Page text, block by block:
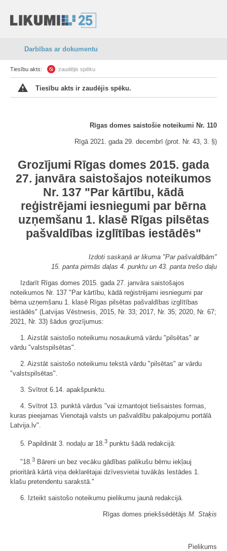
Darbības ar dokumentu
Tiesību akts: zaudējis spēku
Tiesību akts ir zaudējis spēku.
Rīgas domes saistošie noteikumi Nr. 110
Rīgā 2021. gada 29. decembrī (prot. Nr. 43, 3. §)
Grozījumi Rīgas domes 2015. gada
27. janvāra saistošajos noteikumos
Nr. 137 "Par kārtību, kādā
reģistrējami iesniegumi par bērna
uzņemšanu 1. klasē Rīgas pilsētas
pašvaldības izglītības iestādēs"
Izdoti saskaņā ar likuma "Par pašvaldībām"
15. panta pirmās daļas 4. punktu un 43. panta trešo daļu
Izdarīt Rīgas domes 2015. gada 27. janvāra saistošajos
noteikumos Nr. 137 "Par kārtību, kādā reģistrējami iesniegumi par
bērna uzņemšanu 1. klasē Rīgas pilsētas pašvaldības izglītības
iestādēs" (Latvijas Vēstnesis, 2015, Nr. 33; 2017, Nr. 35; 2020, Nr. 67;
2021, Nr. 33) šādus grozījumus:
1. Aizstāt saistošo noteikumu nosaukumā vārdu "pilsētas" ar
vārdu "valstspilsētas".
2. Aizstāt saistošo noteikumu tekstā vārdu "pilsētas" ar vārdu
"valstspilsētas".
3. Svītrot 6.14. apakšpunktu.
4. Svītrot 13. punktā vārdus "vai izmantojot tiešsaistes formas,
kuras pieejamas Vienotajā valsts un pašvaldību pakalpojumu portālā
Latvija.lv".
5. Papildināt 3. nodaļu ar 18.3 punktu šādā redakcijā:
"18.3 Bāreni un bez vecāku gādības palikušu bērnu iekļauj
prioritārā kārtā viņa deklarētajai dzīvesvietai tuvākās Iestādes 1.
klašu pretendentu sarakstā."
6. Izteikt saistošo noteikumu pielikumu jaunā redakcijā.
Rīgas domes priekšsēdētājs M. Staķis
Pielikums